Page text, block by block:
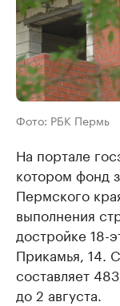
Фото: РБК Пермь
На портале
котором фонд
Пермского
выполнения
достройке 18-
Прикамья, 14.
составляет
до 2 августа.